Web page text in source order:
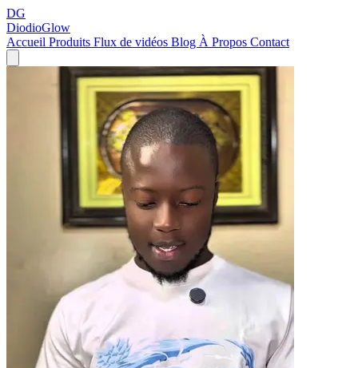
DG
DiodioGlow
Accueil Produits Flux de vidéos Blog À Propos Contact